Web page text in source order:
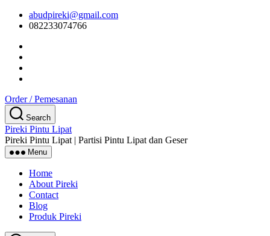
Skip
content
abudpireki@gmail.com
082233074766
Order / Pemesanan
Search
Pireki Pintu Lipat
Pireki Pintu Lipat | Partisi Pintu Lipat dan Geser
Menu
Home
About Pireki
Contact
Blog
Produk Pireki